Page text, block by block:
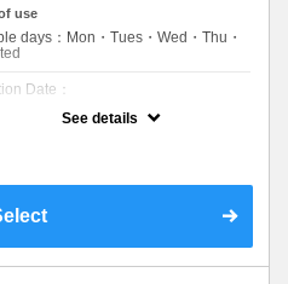
use
days：Mon・Tues・Wed・Thu・
Date：
定の平日のみのクーポンです★
ポン●シャンプーブロー込●ロング料
せて頂きます●選べるシャンプー付き●
See details